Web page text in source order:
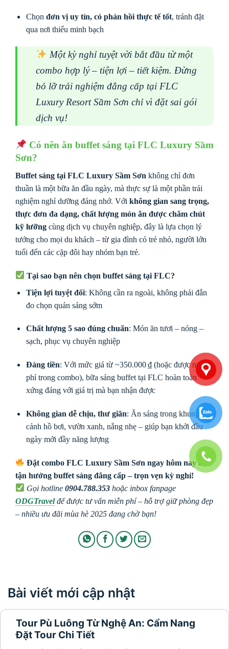
Chọn đơn vị uy tín, có phản hồi thực tế tốt, tránh đặt
qua nơi thiếu minh bạch
Một kỳ nghỉ tuyệt vời bắt đầu từ một
combo hợp lý – tiện lợi – tiết kiệm. Đừng
bỏ lỡ trải nghiệm đẳng cấp tại FLC
Luxury Resort Sầm Sơn chỉ vì đặt sai gói
dịch vụ!
Có nên ăn buffet sáng tại FLC Luxury Sầm
Sơn?
Buffet sáng tại FLC Luxury Sầm Sơn không chỉ đơn
thuần là một bữa ăn đầu ngày, mà thực sự là một phần trải
nghiệm nghỉ dưỡng đáng nhớ. Với không gian sang trọng,
thực đơn đa dạng, chất lượng món ăn được chăm chút
kỹ lưỡng cùng dịch vụ chuyên nghiệp, đây là lựa chọn lý
tưởng cho mọi du khách – từ gia đình có trẻ nhỏ, người lớn
tuổi đến các cặp đôi hay nhóm bạn trẻ.
Tại sao bạn nên chọn buffet sáng tại FLC?
Tiện lợi tuyệt đối: Không cần ra ngoài, không phải đắn
đo chọn quán sáng sớm
Chất lượng 5 sao đúng chuẩn: Món ăn tươi – nóng –
sạch, phục vụ chuyên nghiệp
Đáng tiền: Với mức giá từ ~350.000 ₫ (hoặc được miễn
phí trong combo), bữa sáng buffet tại FLC hoàn toàn
xứng đáng với giá trị mà bạn nhận được
Không gian dễ chịu, thư giãn: Ăn sáng trong khung
cảnh hồ bơi, vườn xanh, nắng nhẹ – giúp bạn khởi đầu
ngày mới đầy năng lượng
Đặt combo FLC Luxury Sầm Sơn ngay hôm nay để
tận hưởng buffet sáng đẳng cấp – trọn vẹn kỳ nghỉ!
Gọi hotline0904.788.353 hoặc inbox fanpage
ODGTravel để được tư vấn miễn phí – hỗ trợ giữ phòng đẹp
– nhiều ưu đãi mùa hè 2025 đang chờ bạn!
Bài viết mới cập nhật
Tour Pù Luông Từ Nghệ An: Cẩm Nang
Đặt Tour Chi Tiết